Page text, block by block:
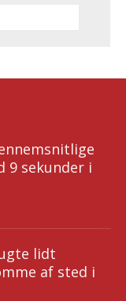
9 sekunder i
lidt
af sted i